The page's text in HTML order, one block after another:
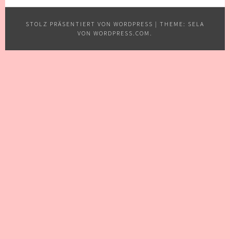
STOLZ PRÄSENTIERT VON WORDPRESS | THEME: SELA
VON WORDPRESS.COM .